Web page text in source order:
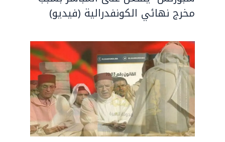
مخرج نهائي الكونفدرالية (فيديو)